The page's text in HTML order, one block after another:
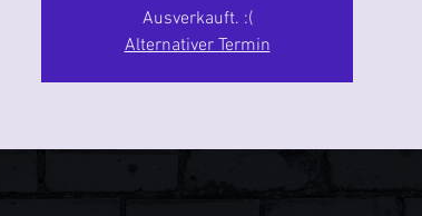
Ausverkauft. :(
Alternativer Termin